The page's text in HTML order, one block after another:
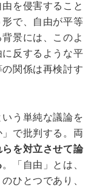
を侵害すること
で、自由が平等
景には、このよ
反するような平
関係は再検討す
いう単純な議論を
で批判する。両
らを対立させて論
。「自由」とは、
ひとつであり、